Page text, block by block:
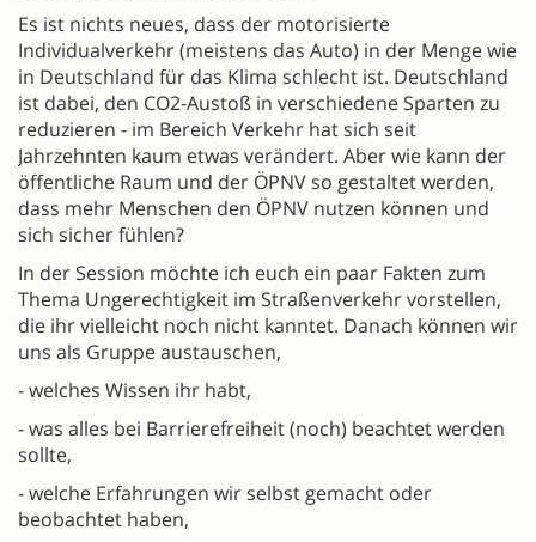
Es ist nichts neues, dass der motorisierte
Individualverkehr (meistens das Auto) in der Menge wie
in Deutschland für das Klima schlecht ist. Deutschland
ist dabei, den CO2-Austoß in verschiedene Sparten zu
reduzieren - im Bereich Verkehr hat sich seit
Jahrzehnten kaum etwas verändert. Aber wie kann der
öffentliche Raum und der ÖPNV so gestaltet werden,
dass mehr Menschen den ÖPNV nutzen können und
sich sicher fühlen?
In der Session möchte ich euch ein paar Fakten zum
Thema Ungerechtigkeit im Straßenverkehr vorstellen,
die ihr vielleicht noch nicht kanntet. Danach können wir
uns als Gruppe austauschen,
- welches Wissen ihr habt,
- was alles bei Barrierefreiheit (noch) beachtet werden
sollte,
- welche Erfahrungen wir selbst gemacht oder
beobachtet haben,